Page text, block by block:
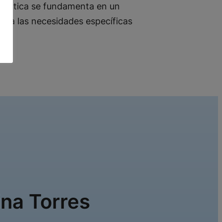
se fundamenta en un
a las necesidades específicas
Torres